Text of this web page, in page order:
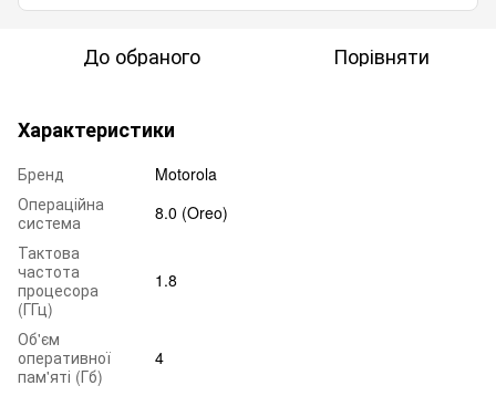
До обраного Порівняти
Характеристики
Бренд
Motorola
Операційна
система
8.0 (Oreo)
Тактова
частота
процесора
(ГГц)
1.8
Об'єм
оперативної
пам'яті (Гб)
4